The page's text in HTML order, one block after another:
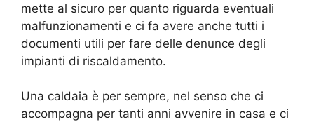
mette al sicuro per quanto riguarda eventuali
malfunzionamenti e ci fa avere anche tutti i
documenti utili per fare delle denunce degli
impianti di riscaldamento.
Una caldaia è per sempre, nel senso che ci
accompagna per tanti anni avvenire in casa e ci